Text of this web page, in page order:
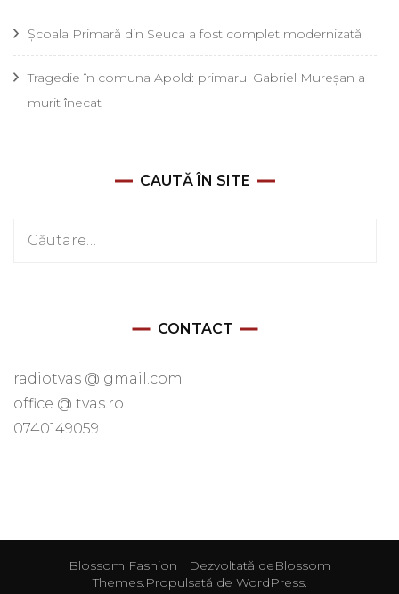
Școala Primară din Seuca a fost complet modernizată
Tragedie în comuna Apold: primarul Gabriel Mureșan a
murit înecat
CAUTĂ ÎN SITE
Caută
CONTACT
radiotvas @ gmail.com
office @ tvas.ro
0740149059
Blossom Fashion | Dezvoltată deBlossom
Themes.Propulsată de WordPress.